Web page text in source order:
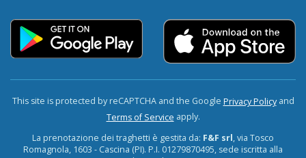
This site is protected by reCAPTCHA and the Google Privacy Policyand
Terms of Service apply.
La prenotazione dei traghetti è gestita da: F&F srl, via Tosco
Romagnola, 1603 - Cascina (PI). P.I. 01279870495, sede iscritta alla